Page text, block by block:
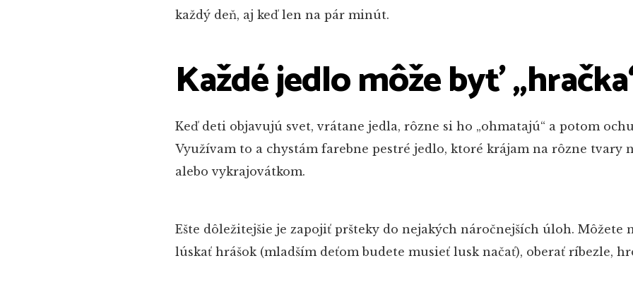
každý deň, aj keď len na pár minút.
Každé jedlo môže byť
Keď deti objavujú svet, vrátane jedla, rôzne si ho „ohmatajú“ a potom
Využívam to a chystám farebne pestré jedlo, ktoré krájam na rôzne tvary
alebo vykrajovátkom.
Ešte dôležitejšie je zapojiť pršteky do nejakých náročnejších úloh. Môžete
lúskať hrášok (mladším deťom budete musieť lusk načať), oberať ríbezle,